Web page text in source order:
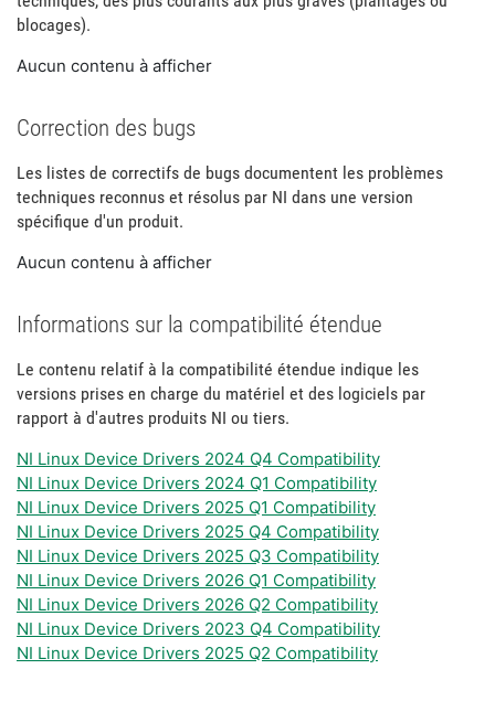
blocages).
Aucun contenu à afficher
Correction des bugs
Les listes de correctifs de bugs documentent les problèmes
techniques reconnus et résolus par NI dans une version
spécifique d'un produit.
Aucun contenu à afficher
Informations sur la compatibilité étendue
Le contenu relatif à la compatibilité étendue indique les
versions prises en charge du matériel et des logiciels par
rapport à d'autres produits NI ou tiers.
NI Linux Device Drivers 2024 Q4 Compatibility
NI Linux Device Drivers 2024 Q1 Compatibility
NI Linux Device Drivers 2025 Q1 Compatibility
NI Linux Device Drivers 2025 Q4 Compatibility
NI Linux Device Drivers 2025 Q3 Compatibility
NI Linux Device Drivers 2026 Q1 Compatibility
NI Linux Device Drivers 2026 Q2 Compatibility
NI Linux Device Drivers 2023 Q4 Compatibility
NI Linux Device Drivers 2025 Q2 Compatibility